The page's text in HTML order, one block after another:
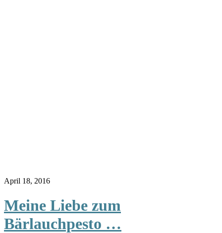
April 18, 2016
Meine Liebe zum
Bärlauchpesto …